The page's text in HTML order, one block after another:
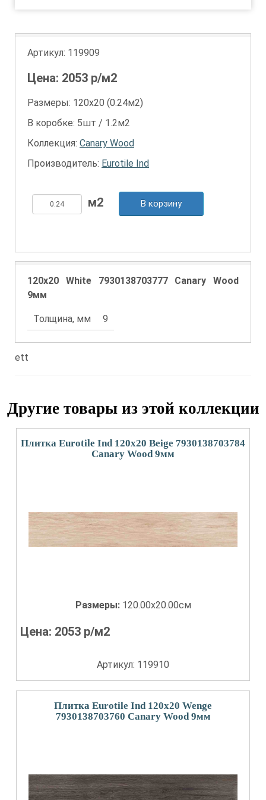
Артикул: 119909
Цена: 2053 р/м2
Размеры: 120х20 (0.24м2)
В коробке: 5шт / 1.2м2
Коллекция: Canary Wood
Производитель: Eurotile Ind
В корзину
120x20 White 7930138703777 Canary Wood
9мм
Толщина, мм 9
ett
Другие товары из этой коллекции
Плитка Eurotile Ind 120x20 Beige 7930138703784
Canary Wood 9мм
Размеры: 120.00x20.00см
Цена: 2053 р/м2
Артикул: 119910
Плитка Eurotile Ind 120x20 Wenge
7930138703760 Canary Wood 9мм